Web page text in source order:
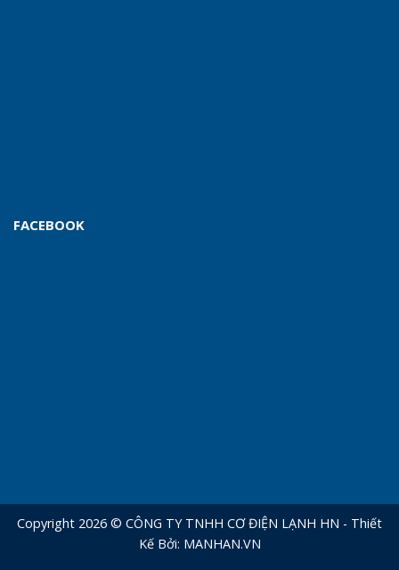
FACEBOOK
Copyright 2026 © CÔNG TY TNHH CƠ ĐIỆN LẠNH HN - Thiết
Kế Bởi: MANHAN.VN